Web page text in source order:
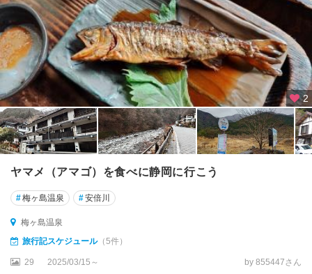
熱
海
・
伊
豆
多
賀
・
網
代
伊
・
・
伊
2
ヤマメ（アマゴ）を食べに静岡に行こう
#梅ヶ島温泉 #安倍川
梅ヶ島温泉
旅行記スケジュール（5件）
29 2025/03/15～ by 855447さん